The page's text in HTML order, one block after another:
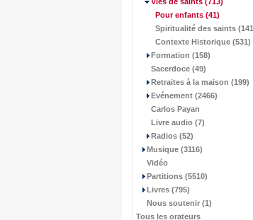
Pour enfants (41)
Spiritualité des saints
Contexte Historique (531)
Formation (158)
Sacerdoce (49)
Retraites à la maison (199)
Evénement (2466)
Carlos Payan
Livre audio (7)
Radios (52)
Musique (3116)
Vidéo
Partitions (5510)
Livres (795)
Nous soutenir (1)
Tous les orateurs